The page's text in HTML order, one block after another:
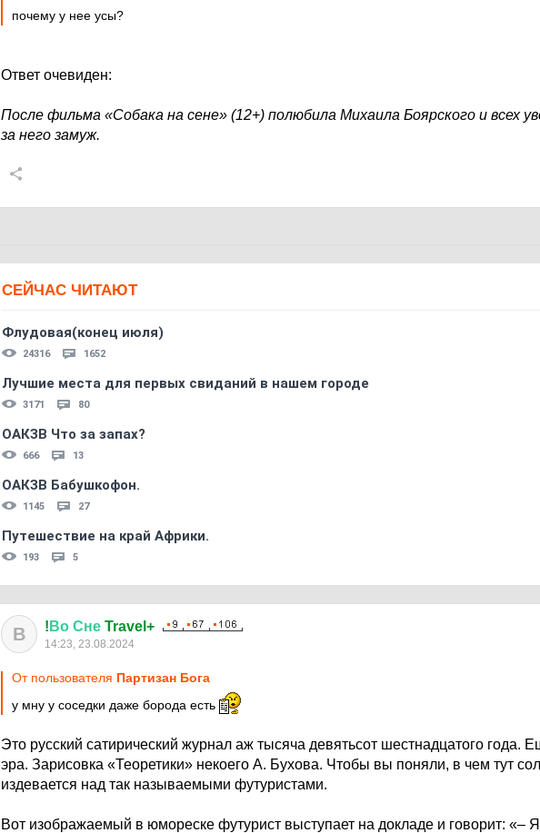
почему у нее усы?
Ответ очевиден:
После фильма «Собака на сене» (12+) полюбила Михаила Боярского и всех
за него замуж.
СЕЙЧАС ЧИТАЮТ
Флудовая(конец июля)
24316 1652
Лучшие места для первых свиданий в нашем городе
3171 80
ОАКЗВ Что за запах?
666 13
ОАКЗВ Бабушкофон.
1145 27
Путешествие на край Африки.
193 5
В ! Во Сне Travel+
14:23, 23.08.2024
От пользователя Партизан Бога
у мну у соседки даже борода есть
Это русский сатирический журнал аж тысяча девятьсот шестнадцатого года.
эра. Зарисовка «Теоретики» некоего А. Бухова. Чтобы вы поняли, в чем тут
издевается над так называемыми футуристами.
Вот изображаемый в юмореске футурист выступает на докладе и говорит: «–